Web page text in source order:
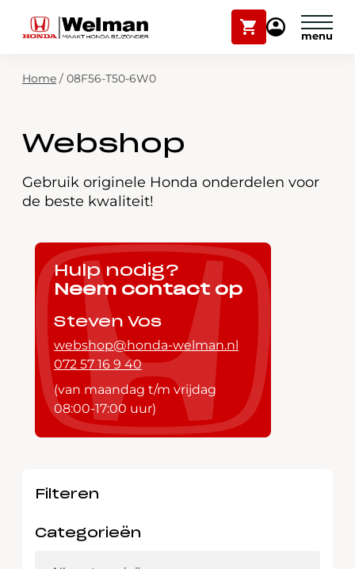
Winkelwagen
Mijn
Modellen
Over ons
Webshop
Contact
Zoekfunctie
Plan onderhoud
Mijn Honda Welman
Home / 08F56-T50-6W0
Webshop
Gebruik originele Honda onderdelen voor
de beste kwaliteit!
Hulp nodig?
Neem contact op
Steven Vos
webshop@honda-welman.nl
072 57 16 9 40
(van maandag t/m vrijdag
08:00-17:00 uur)
Filteren
Categorieën